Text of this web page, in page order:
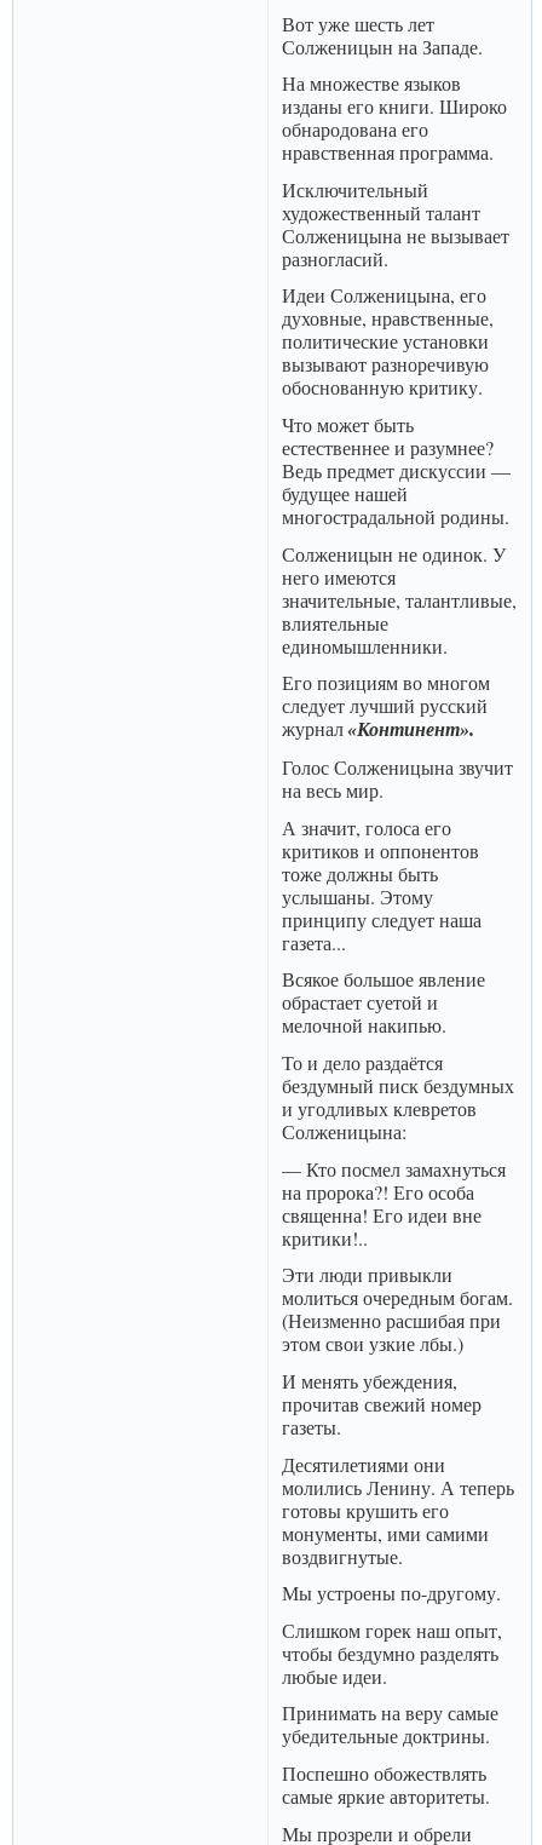
Вот уже шесть лет
Солженицын на Западе.
На множестве языков
изданы его книги. Широко
обнародована его
нравственная программа.
Исключительный
художественный талант
Солженицына не вызывает
разногласий.
Идеи Солженицына, его
духовные, нравственные,
политические установки
вызывают разноречивую
обоснованную критику.
Что может быть
естественнее и разумнее?
Ведь предмет дискуссии —
будущее нашей
многострадальной родины.
Солженицын не одинок. У
него имеются
значительные, талантливые,
влиятельные
единомышленники.
Его позициям во многом
следует лучший русский
журнал«Континент».
Голос Солженицына звучит
на весь мир.
А значит, голоса его
критиков и оппонентов
тоже должны быть
услышаны. Этому
принципу следует наша
газета...
Всякое большое явление
обрастает суетой и
мелочной накипью.
То и дело раздаётся
бездумный писк бездумных
и угодливых клевретов
Солженицына:
— Кто посмел замахнуться
на пророка?! Его особа
священна! Его идеи вне
критики!..
Эти люди привыкли
молиться очередным богам.
(Неизменно расшибая при
этом свои узкие лбы.)
И менять убеждения,
прочитав свежий номер
газеты.
Десятилетиями они
молились Ленину. А теперь
готовы крушить его
монументы, ими самими
воздвигнутые.
Мы устроены по-другому.
Слишком горек наш опыт,
чтобы бездумно разделять
любые идеи.
Принимать на веру самые
убедительные доктрины.
Поспешно обожествлять
самые яркие авторитеты.
Мы прозрели и обрели